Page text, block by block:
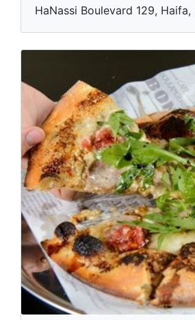
HaNassi Boulevard 129, Haifa,